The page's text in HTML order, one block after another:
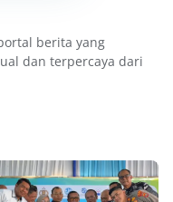
berita yang
dan terpercaya dari